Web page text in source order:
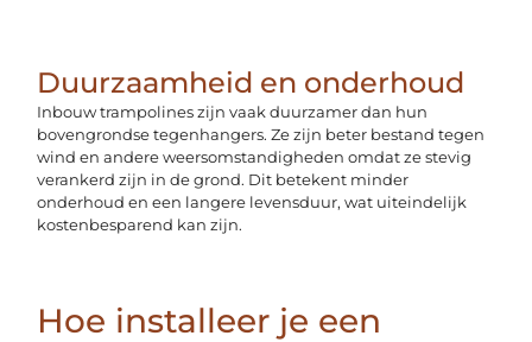
Duurzaamheid en onderhoud
Inbouw trampolines zijn vaak duurzamer dan hun
bovengrondse tegenhangers. Ze zijn beter bestand tegen
wind en andere weersomstandigheden omdat ze stevig
verankerd zijn in de grond. Dit betekent minder
onderhoud en een langere levensduur, wat uiteindelijk
kostenbesparend kan zijn.
Hoe installeer je een